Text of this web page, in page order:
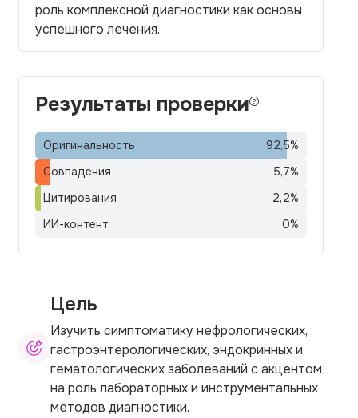
роль комплексной диагностики как основы
успешного лечения.
Результаты проверки
Оригинальность 92,5%
Совпадения
5,7%
Цитирования
2,2%
ИИ-контент
0%
Цель
Изучить симптоматику нефрологических,
гастроэнтерологических, эндокринных и
гематологических заболеваний с акцентом
на роль лабораторных и инструментальных
методов диагностики.